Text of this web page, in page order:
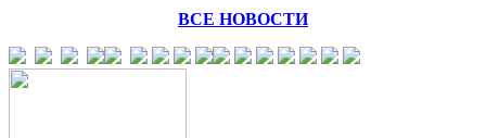
ВСЕ НОВОСТИ